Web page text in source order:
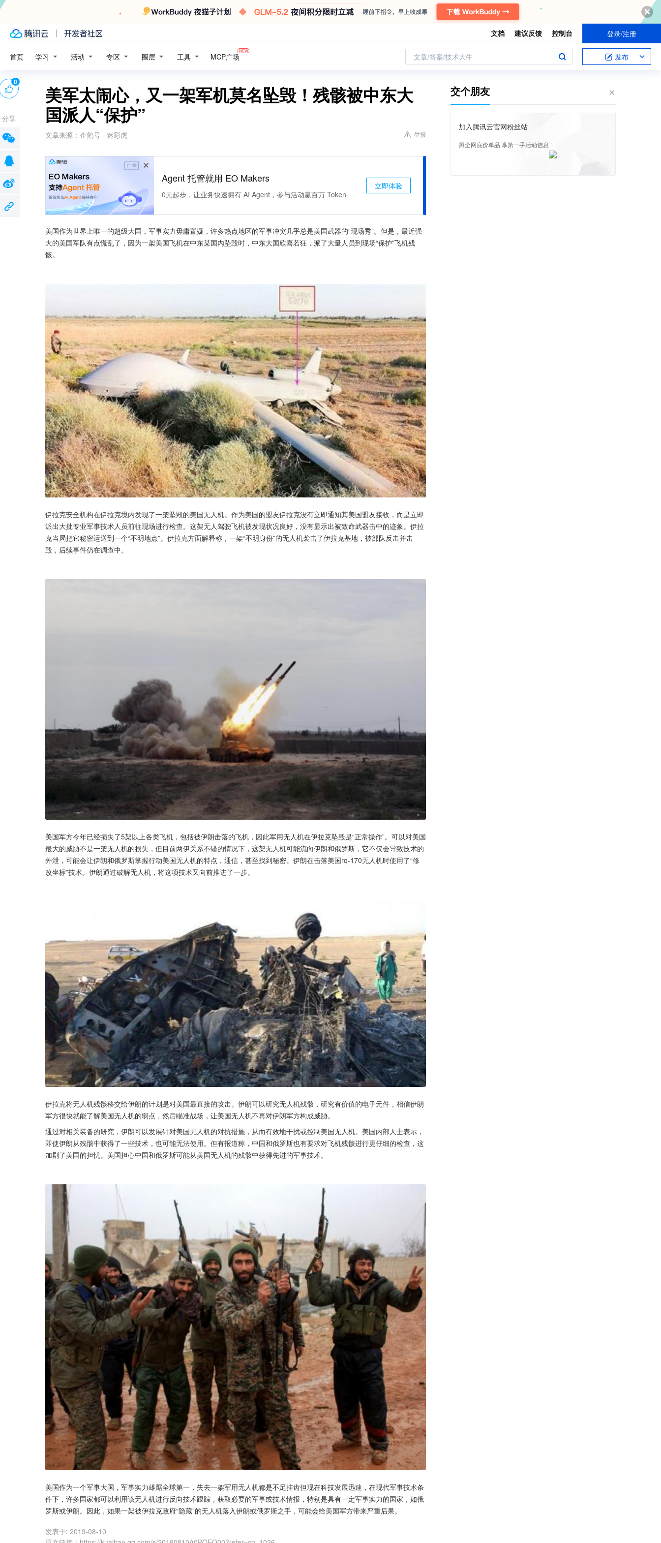
文档 建议反馈 控制台 登录/注册
首页 学习 活动 专区 圈层 工具 MCP广场 文章/答案/技术大牛 发布
美军太闹心，又一架军机莫名坠毁！残骸被中东大
国派人“保护”
文章来源： 企鹅号 - 迷彩虎 举报
广告
Agent 托管就用 EO Makers
0元起步，让业务快速拥有 AI Agent，参与活动赢百万 Token
立即体验
美国作为世界上唯一的超级大国，军事实力毋庸置疑，许多热点地区的军事冲突几乎总是美国武器的“现场秀”。但是，最近强
大的美国军队有点慌乱了，因为一架美国飞机在中东某国内坠毁时，中东大国欣喜若狂，派了大量人员到现场“保护”飞机残
骸。
伊拉克安全机构在伊拉克境内发现了一架坠毁的美国无人机。作为美国的盟友伊拉克没有立即通知其美国盟友接收，而是立即
派出大批专业军事技术人员前往现场进行检查。这架无人驾驶飞机被发现状况良好，没有显示出被致命武器击中的迹象。伊拉
克当局把它秘密运送到一个“不明地点”。伊拉克方面解释称，一架“不明身份”的无人机袭击了伊拉克基地，被部队反击并击
毁，后续事件仍在调查中。
美国军方今年已经损失了5架以上各类飞机，包括被伊朗击落的飞机，因此军用无人机在伊拉克坠毁是“正常操作”。可以对美国
最大的威胁不是一架无人机的损失，但目前两伊关系不错的情况下，这架无人机可能流向伊朗和俄罗斯，它不仅会导致技术的
外泄，可能会让伊朗和俄罗斯掌握行动美国无人机的特点，通信，甚至找到秘密。伊朗在击落美国rq-170无人机时使用了“修
改坐标”技术。伊朗通过破解无人机，将这项技术又向前推进了一步。
伊拉克将无人机残骸移交给伊朗的计划是对美国最直接的攻击。伊朗可以研究无人机残骸，研究有价值的电子元件，相信伊朗
军方很快就能了解美国无人机的弱点，然后瞄准战场，让美国无人机不再对伊朗军方构成威胁。
通过对相关装备的研究，伊朗可以发展针对美国无人机的对抗措施，从而有效地干扰或控制美国无人机。美国内部人士表示，
即使伊朗从残骸中获得了一些技术，也可能无法使用。但有报道称，中国和俄罗斯也有要求对飞机残骸进行更仔细的检查，这
加剧了美国的担忧。美国担心中国和俄罗斯可能从美国无人机的残骸中获得先进的军事技术。
美国作为一个军事大国，军事实力雄踞全球第一，失去一架军用无人机都是不足挂齿但现在科技发展迅速，在现代军事技术条
件下，许多国家都可以利用该无人机进行反向技术跟踪，获取必要的军事或技术情报，特别是具有一定军事实力的国家，如俄
罗斯或伊朗。因此，如果一架被伊拉克政府“隐藏”的无人机落入伊朗或俄罗斯之手，可能会给美国军方带来严重后果。
发表于: 2019-08-10
0
分享
交个朋友
加入腾讯云官网粉丝站
蹲全网底价单品 享第一手活动信息